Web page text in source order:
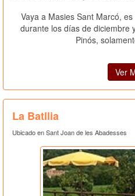
Vaya a Masies Sant Marcó,
durante los días de diciembre
Pinós,
Ver
La Batllia
Ubicado en Sant Joan de les Abadesses